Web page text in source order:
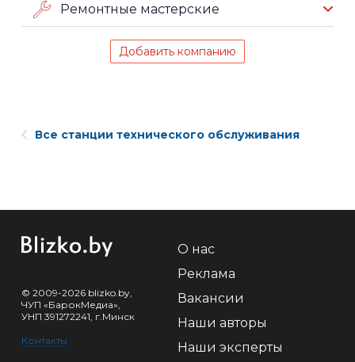
Ремонтные мастерские
Добавить компанию
Все станции технического обслуживания
© 2009-2026 blizko.by,
ЧУП «БарокМедиа»,
УНП 391272241, г.Минск
Контакты
О нас
Реклама
Вакансии
Наши авторы
Наши эксперты